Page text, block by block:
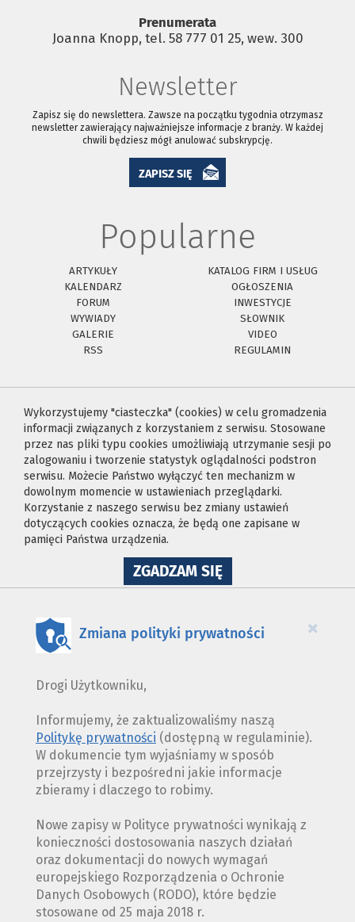
Prenumerata
Joanna Knopp, tel. 58 777 01 25, wew. 300
Newsletter
Zapisz się do newslettera. Zawsze na początku tygodnia otrzymasz
newsletter zawierający najważniejsze informacje z branży. W każdej
chwili będziesz mógł anulować subskrypcję.
ZAPISZ SIĘ
Popularne
ARTYKUŁY
KATALOG FIRM I USŁUG
KALENDARZ
OGŁOSZENIA
FORUM
INWESTYCJE
WYWIADY
SŁOWNIK
GALERIE
VIDEO
RSS
REGULAMIN
Wykorzystujemy "ciasteczka" (cookies) w celu gromadzenia
informacji związanych z korzystaniem z serwisu. Stosowane
przez nas pliki typu cookies umożliwiają utrzymanie sesji po
zalogowaniu i tworzenie statystyk oglądalności podstron
serwisu. Możecie Państwo wyłączyć ten mechanizm w
dowolnym momencie w ustawieniach przeglądarki.
Korzystanie z naszego serwisu bez zmiany ustawień
dotyczących cookies oznacza, że będą one zapisane w
pamięci Państwa urządzenia.
ZGADZAM SIĘNA
WYKORZYSTANIE
×
Zmiana polityki prywatności
Drogi Użytkowniku,
Informujemy, że zaktualizowaliśmy naszą
Politykę prywatności (dostępną w regulaminie).
W dokumencie tym wyjaśniamy w sposób
przejrzysty i bezpośredni jakie informacje
zbieramy i dlaczego to robimy.
Nowe zapisy w Polityce prywatności wynikają z
konieczności dostosowania naszych działań
oraz dokumentacji do nowych wymagań
europejskiego Rozporządzenia o Ochronie
Danych Osobowych (RODO), które będzie
stosowane od 25 maja 2018 r.